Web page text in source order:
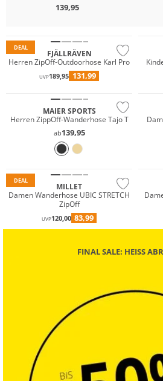
139,95
DEAL
FJÄLLRÄVEN
Herren ZipOff-Outdoorhose Karl Pro
UVP189,95 131,99
Must have
Große Größen
MAIER SPORTS
Herren ZippOff-Wanderhose Tajo T
ab139,95
DEAL
MILLET
Damen Wanderhose UBIC STRETCH
ZipOff
UVP120,00 83,99
FINAL SALE: HEISS